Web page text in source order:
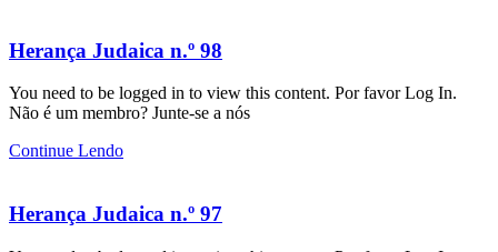
Herança Judaica n.º 98
You need to be logged in to view this content. Por favor Log In.
Não é um membro? Junte-se a nós
Continue Lendo
Herança Judaica n.º 97